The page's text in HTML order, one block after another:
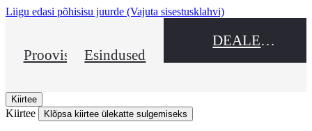
Liigu edasi põhisisu juurde (Vajuta sisestusklahvi)
ProovisõitEsindused
DEALER NAME
Kiirtee
Kiirtee Klõpsa kiirtee ülekatte sulgemiseks